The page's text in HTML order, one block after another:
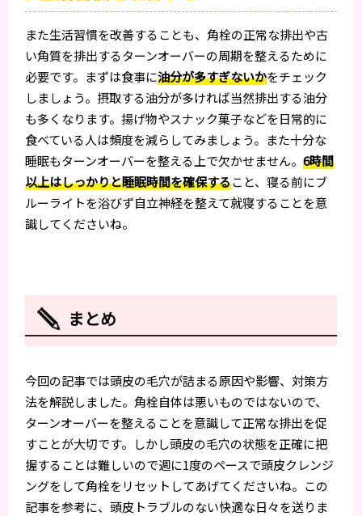
また生活習慣を改善することも、角栓の正常な排出や古
い角質を排出するターンオーバーの周期を整えるために
必要です。まずは食事に油分が多すぎないかをチェック
しましょう。摂取する油分が多ければ当然排出する油分
も多くなります。揚げ物やスナック菓子などを日常的に
食べている人は頻度を減らしてみましょう。また十分な
睡眠もターンオーバーを整える上で欠かせません。6時間
以上はしっかりと睡眠時間を確保すること、寝る前にブ
ルーライトを浴びず自立神経を整えて就寝することを意
識してくださいね。
まとめ
今回の記事では頭皮の毛穴が詰まる原因や影響、対策方
法を解説しました。角栓自体は悪いものではないので、
ターンオーバーを整えることを意識して正常な排出を促
すことが大切です。しかし頭皮の毛穴の状態を正確に把
握することは難しいので週に1度のペースで頭皮クレンジ
ングをして角栓をリセットしてあげてくださいね。この
記事を参考に、頭皮トラブルのない快適な日々を送りま